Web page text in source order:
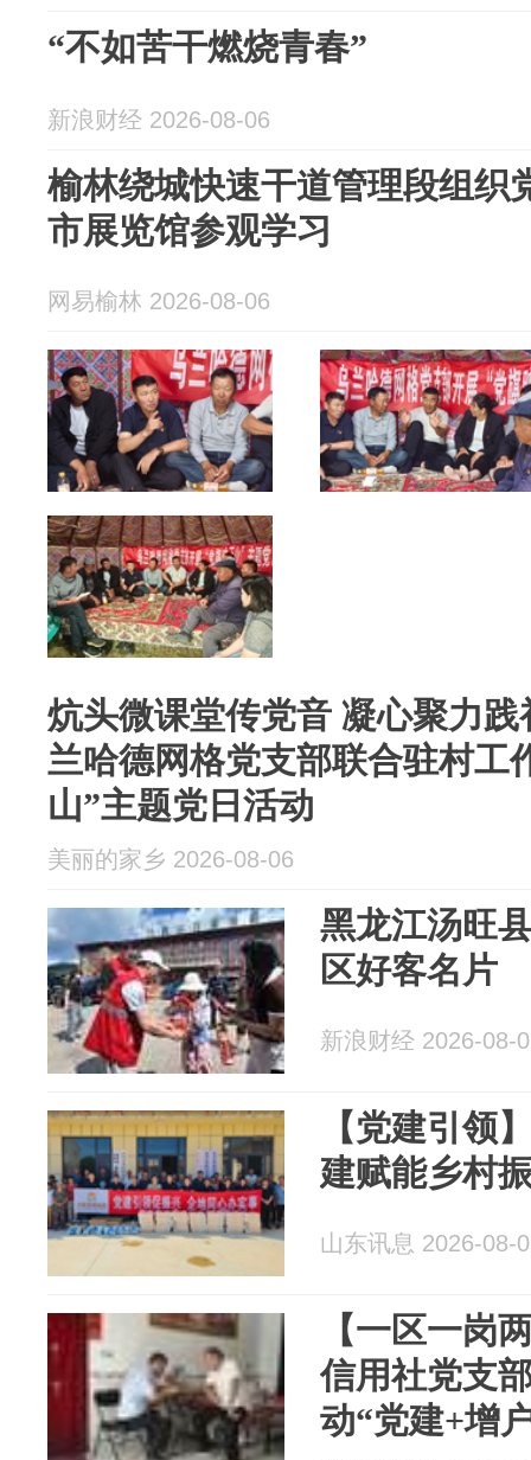
“不如苦干燃烧青春”
新浪财经 2026-08-06
榆林绕城快速干道管理段组织
市展览馆参观学习
网易榆林 2026-08-06
炕头微课堂传党音 凝心聚力
兰哈德网格党支部联合驻村工
山”主题党日活动
美丽的家乡 2026-08-06
黑龙江汤旺
区好客名片
新浪财经 2026-08-
【党建引领
建赋能乡村
山东讯息 2026-08-
【一区一岗
信用社党支
动“党建+增